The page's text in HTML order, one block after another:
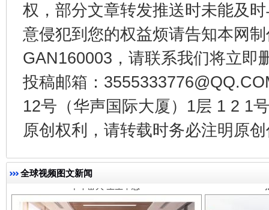
权，部分文章转发推送时未能及
意侵犯到您的权益烦请告知本网
GAN160003，请联系我们将立即
投稿邮箱：
12号（华声国际大厦）1层 1 2 1
原创权利，请转载时务必注明原
全球视频图文新闻
千年窑火 生生不息